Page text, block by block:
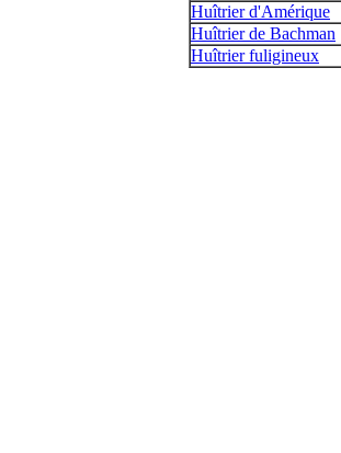
Huîtrier d'Amérique
Huîtrier de Bachman
Huîtrier fuligineux